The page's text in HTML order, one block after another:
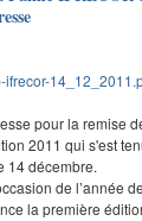
pour la remise
2011 qui s'est
14 décembre.
de l’année
la première